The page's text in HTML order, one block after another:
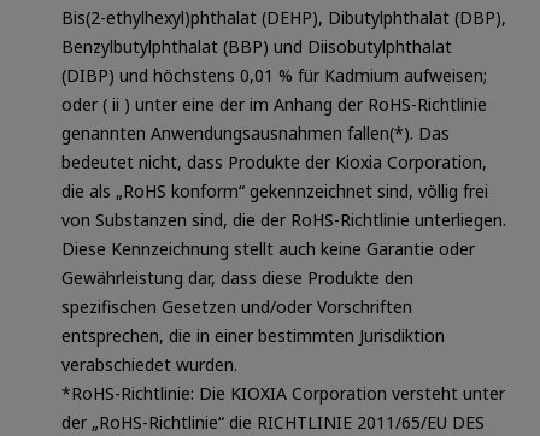
Bis(2-ethylhexyl)phthalat (DEHP), Dibutylphthalat (DBP),
Benzylbutylphthalat (BBP) und Diisobutylphthalat
(DIBP) und höchstens 0,01 % für Kadmium aufweisen;
oder ( ii ) unter eine der im Anhang der RoHS-Richtlinie
genannten Anwendungsausnahmen fallen(*). Das
bedeutet nicht, dass Produkte der Kioxia Corporation,
die als „RoHS konform“ gekennzeichnet sind, völlig frei
von Substanzen sind, die der RoHS-Richtlinie unterliegen.
Diese Kennzeichnung stellt auch keine Garantie oder
Gewährleistung dar, dass diese Produkte den
spezifischen Gesetzen und/oder Vorschriften
entsprechen, die in einer bestimmten Jurisdiktion
verabschiedet wurden.
*RoHS-Richtlinie: Die KIOXIA Corporation versteht unter
der „RoHS-Richtlinie“ die RICHTLINIE 2011/65/EU DES